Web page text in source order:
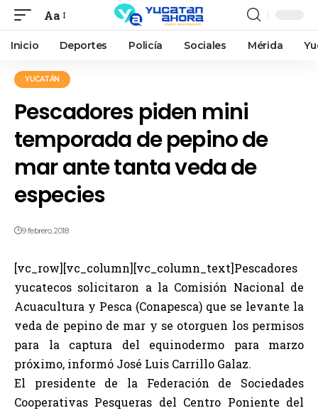
Aa
Inicio Deportes Policía Sociales Mérida
YUCATÁN
Pescadores piden mini
temporada de pepino de
mar ante tanta veda de
especies
9 febrero, 2018
[vc_row][vc_column][vc_column_text]Pescadores
yucatecos solicitaron a la Comisión Nacional de
Acuacultura y Pesca (Conapesca) que se levante la
veda de pepino de mar y se otorguen los permisos
para la captura del equinodermo para marzo
próximo, informó José Luis Carrillo Galaz.
El presidente de la Federación de Sociedades
Cooperativas Pesqueras del Centro Poniente del